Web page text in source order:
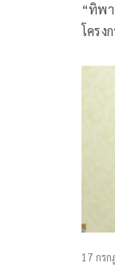
“ทิพ
โครง
ก.ย.
ชั่วโ
17 กร